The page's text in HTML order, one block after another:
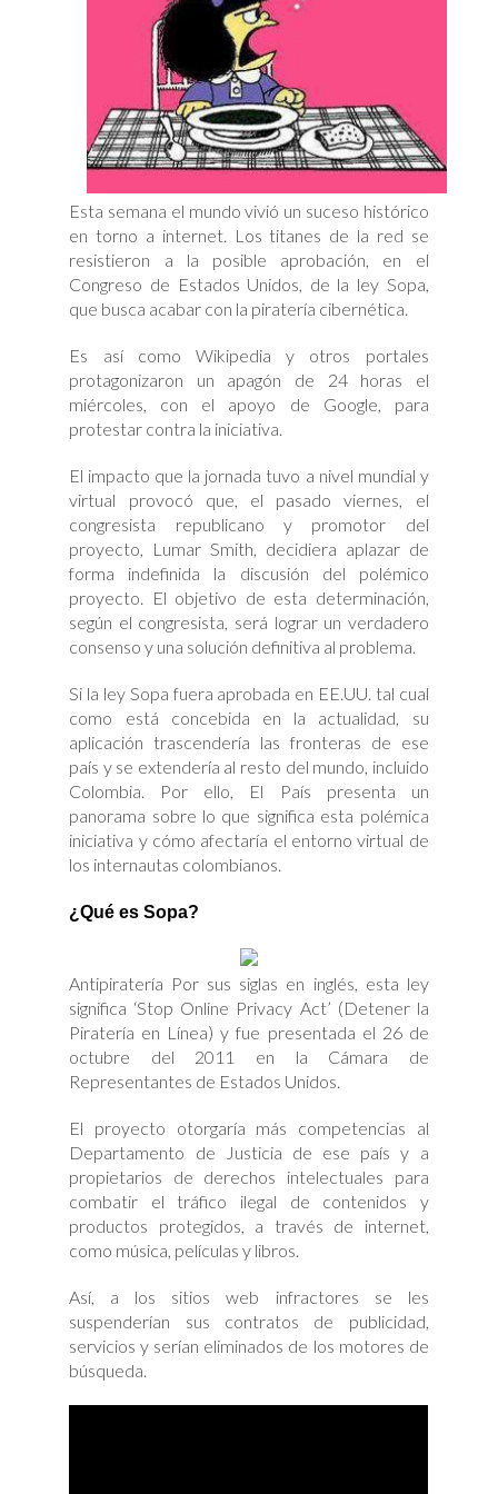
Esta semana el mundo vivió un suceso histórico
en torno a internet. Los titanes de la red se
resistieron a la posible aprobación, en el
Congreso de Estados Unidos, de la ley Sopa,
que busca acabar con la piratería cibernética.
Es así como Wikipedia y otros portales
protagonizaron un apagón de 24 horas el
miércoles, con el apoyo de Google, para
protestar contra la iniciativa.
El impacto que la jornada tuvo a nivel mundial y
virtual provocó que, el pasado viernes, el
congresista republicano y promotor del
proyecto, Lumar Smith, decidiera aplazar de
forma indefinida la discusión del polémico
proyecto. El objetivo de esta determinación,
según el congresista, será lograr un verdadero
consenso y una solución definitiva al problema.
Si la ley Sopa fuera aprobada en EE.UU. tal cual
como está concebida en la actualidad, su
aplicación trascendería las fronteras de ese
país y se extendería al resto del mundo, incluido
Colombia. Por ello, El País presenta un
panorama sobre lo que significa esta polémica
iniciativa y cómo afectaría el entorno virtual de
los internautas colombianos.
¿Qué es Sopa?
Antipiratería Por sus siglas en inglés, esta ley
significa ‘Stop Online Privacy Act’ (Detener la
Piratería en Línea) y fue presentada el 26 de
octubre del 2011 en la Cámara de
Representantes de Estados Unidos.
El proyecto otorgaría más competencias al
Departamento de Justicia de ese país y a
propietarios de derechos intelectuales para
combatir el tráfico ilegal de contenidos y
productos protegidos, a través de internet,
como música, películas y libros.
Así, a los sitios web infractores se les
suspenderían sus contratos de publicidad,
servicios y serían eliminados de los motores de
búsqueda.